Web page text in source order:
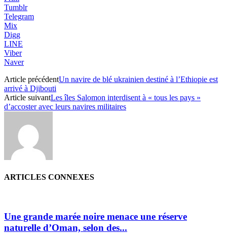
Tumblr
Telegram
Mix
Digg
LINE
Viber
Naver
Article précédentUn navire de blé ukrainien destiné à l’Ethiopie est
arrivé à Djibouti
Article suivantLes îles Salomon interdisent à « tous les pays »
d’accoster avec leurs navires militaires
ARTICLES CONNEXES
Une grande marée noire menace une réserve
naturelle d’Oman, selon des...